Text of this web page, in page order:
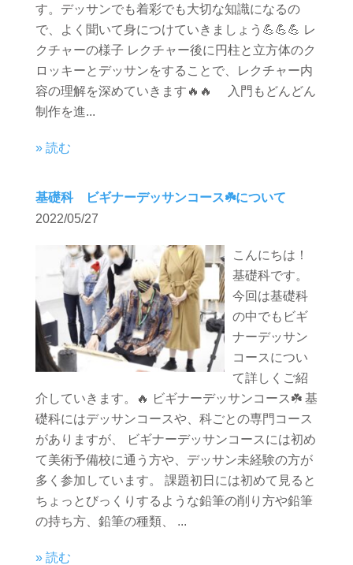
す。デッサンでも着彩でも大切な知識になるの
で、よく聞いて身につけていきましょう💪💪💪 レ
クチャーの様子 レクチャー後に円柱と立方体のク
ロッキーとデッサンをすることで、レクチャー内
容の理解を深めていきます🔥🔥 入門もどんどん
制作を進...
» 読む
基礎科 ビギナーデッサンコース☘️について
2022/05/27
こんにちは！
基礎科です。
今回は基礎科
の中でもビギ
ナーデッサン
コースについ
て詳しくご紹
介していきます。🔥 ビギナーデッサンコース☘️ 基
礎科にはデッサンコースや、科ごとの専門コース
がありますが、 ビギナーデッサンコースには初め
て美術予備校に通う方や、デッサン未経験の方が
多く参加しています。 課題初日には初めて見ると
ちょっとびっくりするような鉛筆の削り方や鉛筆
の持ち方、鉛筆の種類、 ...
» 読む